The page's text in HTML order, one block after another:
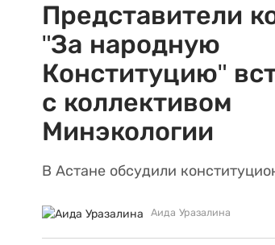
Представители
"За народную
Конституцию"
с коллективом
Минэкологии
В Астане обсудили
Аида Уразалина